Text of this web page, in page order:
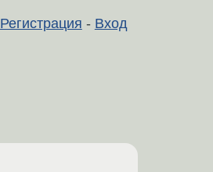
Регистрация - Вход